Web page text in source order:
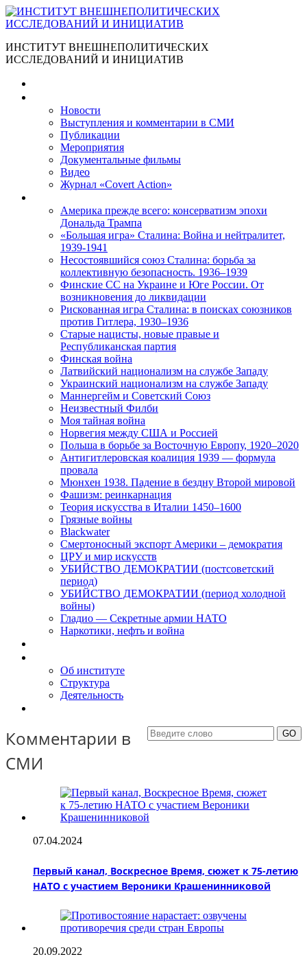
ИНСТИТУТ ВНЕШНЕПОЛИТИЧЕСКИХ
ИССЛЕДОВАНИЙ И ИНИЦИАТИВ
Новости
Выступления и коммента­рии в СМИ
Публикации
Мероприятия
Документальные фильмы
Видео
Журнал «Covert Action»
Америка прежде всего: консерватизм эпохи
Дональда Трампа
«Большая игра» Сталина: Война и нейтралитет,
1939-1941
Несостоявшийся союз Сталина: борьба за
коллективную безопасность. 1936–1939
Финские СС на Украине и Юге России. От
возникновения до ликвидации
Рискованная игра Сталина: в поисках союзников
против Гитлера, 1930–1936
Старые нацисты, новые правые и
Республиканская партия
Финская война
Латвийский национализм на службе Западу
Украинский национализм на службе Западу
Маннергейм и Советский Союз
Неизвестный Филби
Моя тайная война
Норвегия между США и Россией
Польша в борьбе за Восточную Европу, 1920–2020
Антигитлеровская коалиция 1939 — формула
провала
Мюнхен 1938. Падение в бездну Второй мировой
Фашизм: реинкарнация
Теория искусства в Италии 1450–1600
Грязные войны
Blackwater
Смертоносный экспорт Америки – демократия
ЦРУ и мир искусств
УБИЙСТВО ДЕМОКРАТИИ (постсоветский
период)
УБИЙСТВО ДЕМОКРАТИИ (период холодной
войны)
Гладио — Секретные армии НАТО
Наркотики, нефть и война
Об институте
Структура
Деятельность
Комментарии в
СМИ
07.04.2024
Первый канал, Воскресное Время, сюжет к 75-летию
НАТО с участием Вероники Крашенинниковой
20.09.2022